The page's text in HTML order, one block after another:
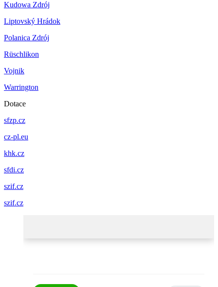
Kudowa Zdrój
Liptovský Hrádok
Polanica Zdrój
Rüschlikon
Vojnik
Warrington
Dotace
sfzp.cz
cz-pl.eu
khk.cz
sfdi.cz
szif.cz
szif.cz